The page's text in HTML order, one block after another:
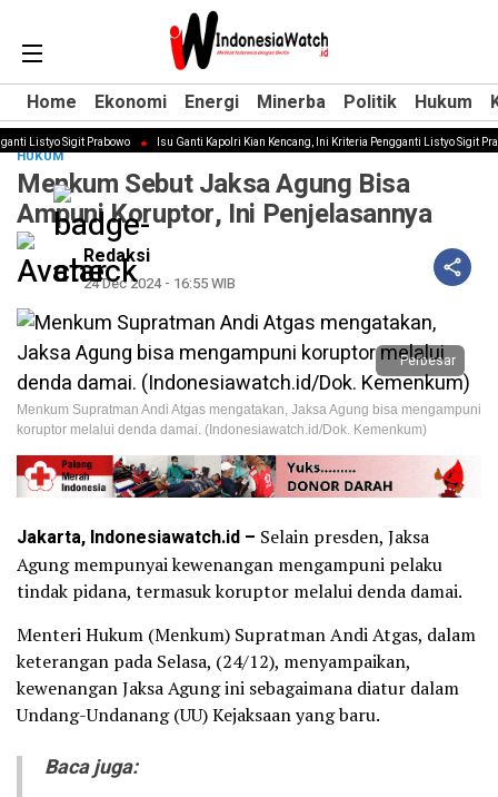
Home Ekonomi Energi Minerba Politik Hukum
Home Ekonomi Energi Minerba Politik Hukum
Listyo Sigit Prabowo Isu Ganti Kapolri Kian Kencang, Ini Kriteria Pengganti Listyo Sigit
HUKUM
Menkum Sebut Jaksa Agung Bisa
Ampuni Koruptor, Ini Penjelasannya
Redaksi
24 Dec 2024 - 16:55 WIB
Perbesar
Menkum Supratman Andi Atgas mengatakan, Jaksa Agung bisa mengampuni
koruptor melalui denda damai. (Indonesiawatch.id/Dok. Kemenkum)
Jakarta, Indonesiawatch.id – Selain presden, ‎Jaksa
Agung mempunyai kewenangan mengampuni pelaku
tindak pidana, termasuk koruptor melalui denda damai.
Menteri Hukum (Menkum) Supratman Andi Atgas, dalam
keterangan pada Selasa, (24/12), menyampaikan,
kewenangan Jaksa Agung ini sebagaimana diatur dalam
Undang-Undanang (UU) Kejaksaan yang baru.
Baca juga: